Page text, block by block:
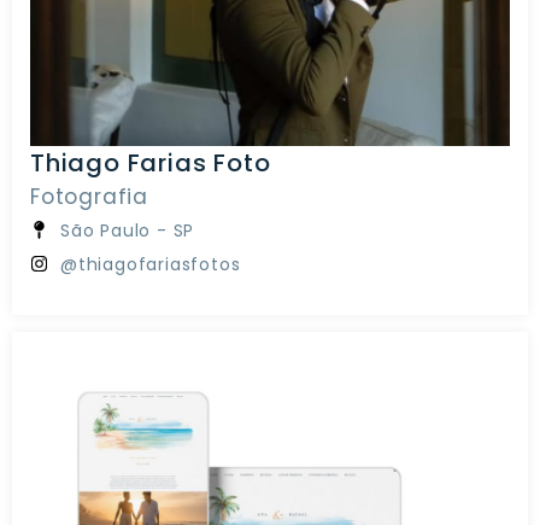
Thiago Farias Foto
Fotografia
São Paulo - SP
@thiagofariasfotos